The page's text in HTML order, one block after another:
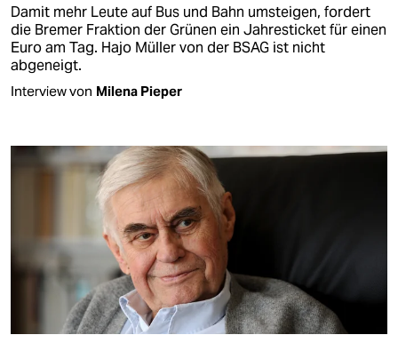
Damit mehr Leute auf Bus und Bahn umsteigen, fordert
die Bremer Fraktion der Grünen ein Jahresticket für einen
Euro am Tag. Hajo Müller von der BSAG ist nicht
abgeneigt.
Interview von Milena Pieper